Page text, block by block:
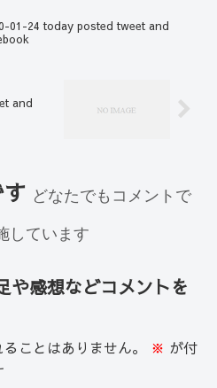
01-24 today posted tweet and
and
どなたでもコメントで
しています
や感想などコメントを
ことはありません。 ※ が付